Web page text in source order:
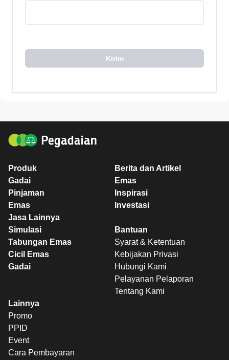
Kirim
Produk
Gadai
Pinjaman
Emas
Jasa Lainnya
Berita dan Artikel
Emas
Inspirasi
Investasi
Simulasi
Tabungan Emas
Cicil Emas
Gadai
Bantuan
Syarat & Ketentuan
Kebijakan Privasi
Hubungi Kami
Pelayanan Pelaporan
Tentang Kami
Lainnya
Promo
PPID
Event
Cara Pembayaran